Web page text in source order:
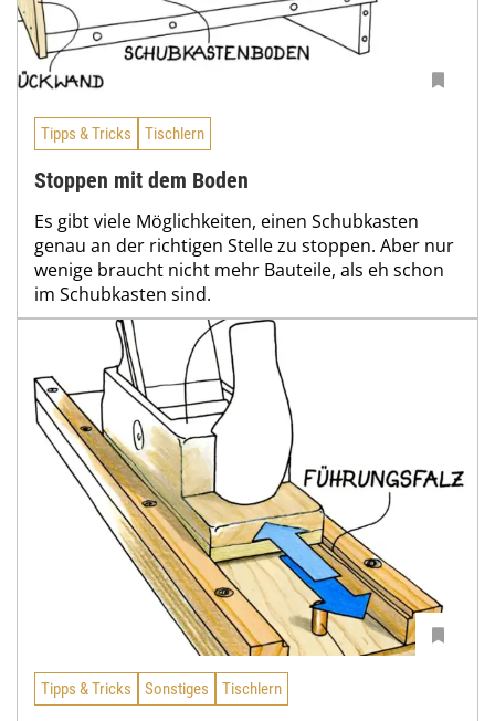
Tipps & Tricks Tischlern
Stoppen mit dem Boden
Es gibt viele Möglichkeiten, einen Schubkasten
genau an der richtigen Stelle zu stoppen. Aber nur
wenige braucht nicht mehr Bauteile, als eh schon
im Schubkasten sind.
Tipps & Tricks Sonstiges Tischlern